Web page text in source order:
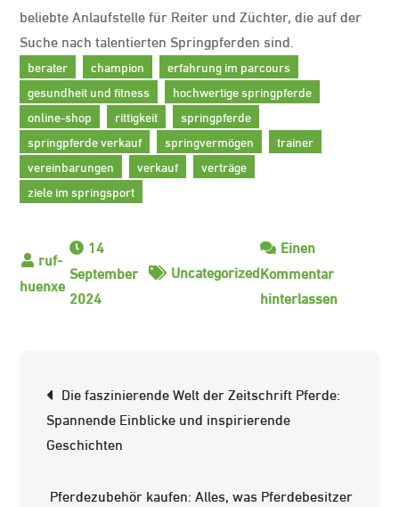
beliebte Anlaufstelle für Reiter und Züchter, die auf der
Suche nach talentierten Springpferden sind.
berater champion
erfahrung im parcours
gesundheit und fitness
hochwertige springpferde
online-shop
rittigkeit
springpferde
springpferde verkauf
springvermögen
trainer
vereinbarungen
verkauf
verträge
ziele im springsport
14
September
2024
Uncategorized
Einen
Kommentar
hinterlassenzu
Finden
Navigation
Die faszinierende Welt der Zeitschrift Pferde:
Spannende Einblicke und inspirierende
Geschichten
Pferdezubehör kaufen: Alles, was Pferdebesitzer